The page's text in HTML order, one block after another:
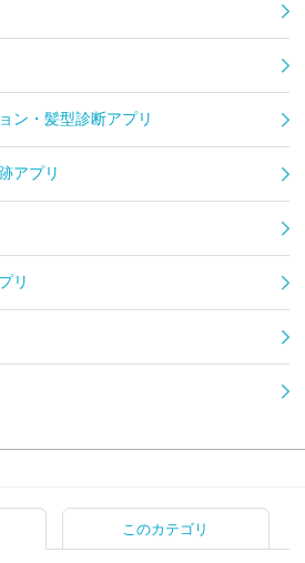
ン・髪型診断アプリ
アプリ
リ
このカテゴリ